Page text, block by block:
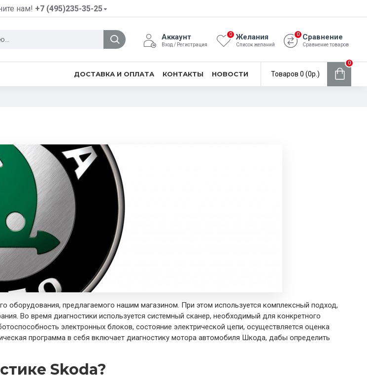
нам! +7 (495)235-35-25
Аккаунт
Вход / Регистрация
Желания
Список желаний
0 Сравнение
Сравнение товаров
0
ДОСТАВКА И ОПЛАТА КОНТАКТЫ НОВОСТИ Товаров 0 (0р.)
0
предлагаемого нашим магазином. При этом используется комплексный подход,
Во время диагностики используется системный сканер, необходимый для конкретного
электронных блоков, состояние электрической цепи, осуществляется оценка
программа в себя включает диагностику мотора автомобиля Шкода, дабы определить
Skoda?